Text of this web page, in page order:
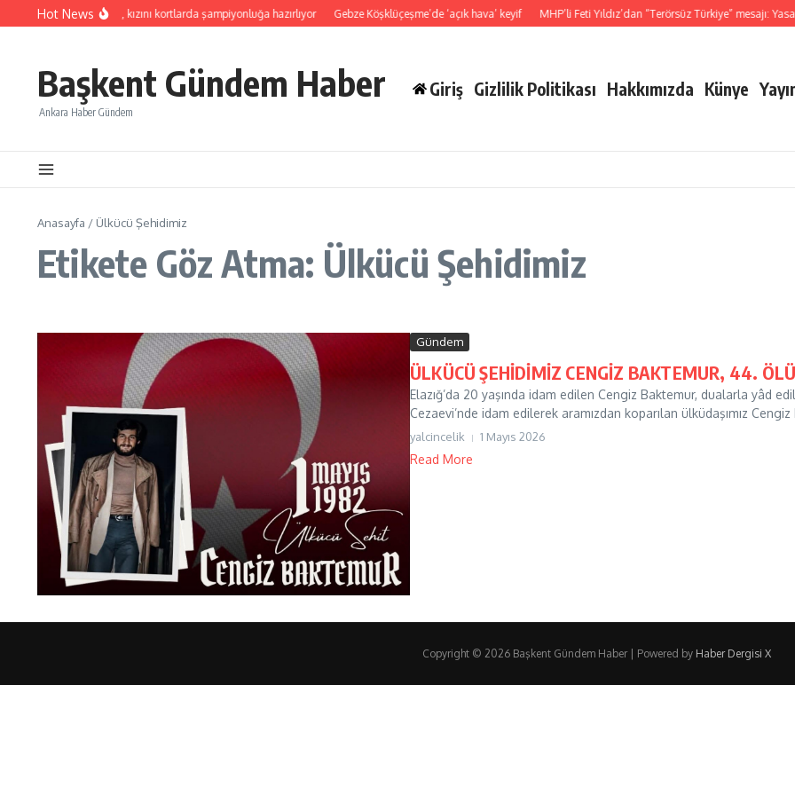
İçeriğe atlaHot News
hayat kurtaran baba, kızını kortlarda şampiyonluğa hazırlıyor Gebze Köşklüçeşme’de ‘açık hava’ keyif MHP’li Feti Yıldız’dan “Terörsüz Türkiye” mesajı:
Başkent Gündem Haber
Ankara Haber Gündem
Giriş Gizlilik Politikası Hakkımızda Künye
Anasayfa / Ülkücü Şehidimiz
Etikete Göz Atma: Ülkücü Şehidimiz
Gündem
ÜLKÜCÜ ŞEHİDİMİZ CENGİZ BAKTEMUR, 44.
Elazığ’da 20 yaşında idam edilen Cengiz Baktemur, dualarla yâd
Cezaevi’nde idam edilerek aramızdan koparılan ülküdaşımız
yalcincelik 1 Mayıs 2026
Read More
Copyright © 2026 Başkent Gündem Haber | Powered by Haber Dergisi X